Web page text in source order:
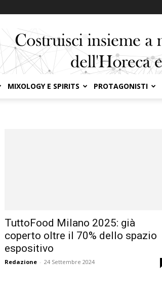
MIXOLOGY E SPIRITS PROTAGONISTI
TuttoFood Milano 2025: già
coperto oltre il 70% dello spazio
espositivo
Redazione - 24 Settembre 2024